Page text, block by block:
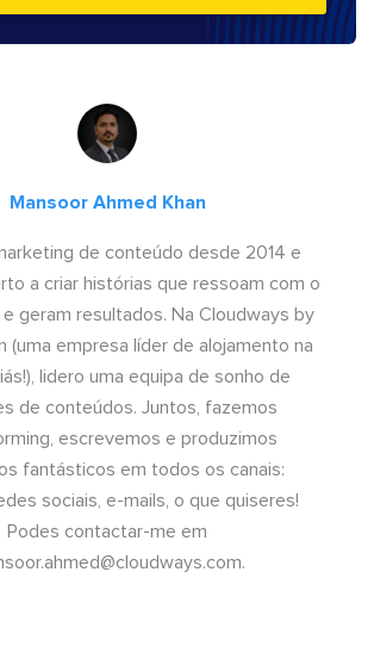
Mansoor Ahmed Khan
de conteúdo desde 2014 e
a criar histórias que ressoam com o
geram resultados. Na Cloudways by
(uma empresa líder de alojamento na
lidero uma equipa de sonho de
de conteúdos. Juntos, fazemos
escrevemos e produzimos
fantásticos em todos os canais:
sociais, e-mails, o que quiseres!
Podes contactar-me em
.